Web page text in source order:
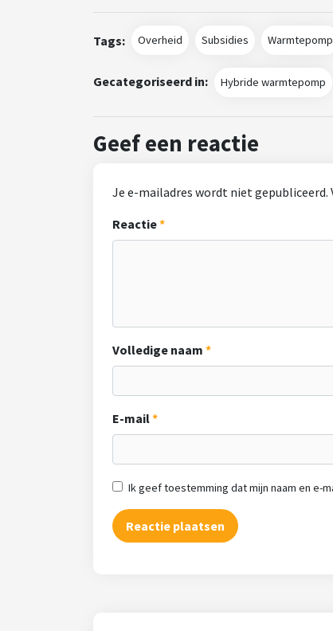
Tags: Overheid Subsidies Warmtepomp
Gecategoriseerd in: Hybride warmtepomp
Geef een reactie
Je e-mailadres wordt niet gepubliceerd.
Reactie
Volledige naam
E-mail
Ik geef toestemming dat mijn naam en e-